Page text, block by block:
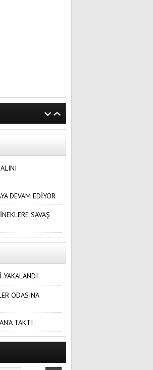
DEVAM EDİYOR
SAVAŞ
YAKALANDI
ODASINA
TAKTI